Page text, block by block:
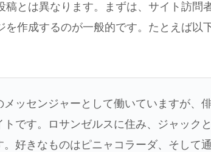
稿とは異なります。まずは、サイト訪問
を作成するのが一般的です。たとえば以
ッセンジャーとして働いていますが、
です。ロサンゼルスに住み、ジャック
好きなものはピニャコラーダ、そして